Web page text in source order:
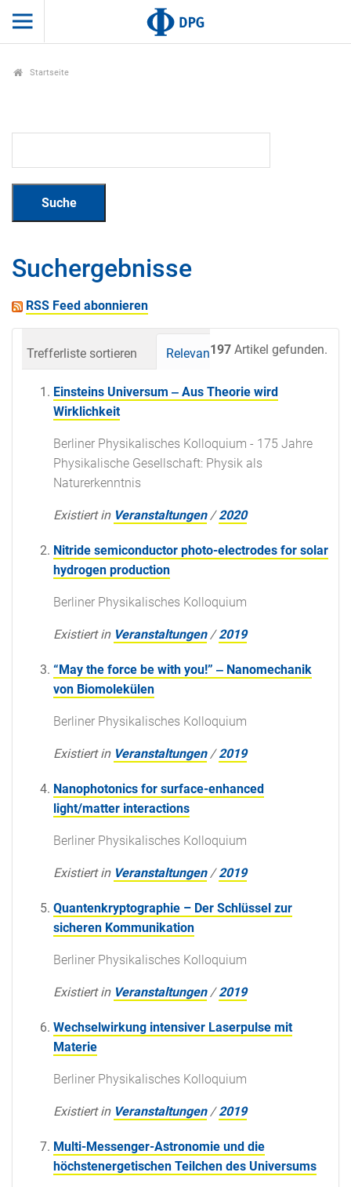
Startseite
Suchergebnisse
RSS Feed abonnieren
197 Artikel gefunden.
Trefferliste sortieren Relevanz Datum
Einsteins Universum ‒ Aus Theorie wird
Wirklichkeit
Berliner Physikalisches Kolloquium - 175 Jahre
Physikalische Gesellschaft: Physik als
Naturerkenntnis
Existiert in Veranstaltungen /2020
Nitride semiconductor photo-electrodes for solar
hydrogen production
Berliner Physikalisches Kolloquium
Existiert in Veranstaltungen /2019
“May the force be with you!” ‒ Nanomechanik
von Biomolekülen
Berliner Physikalisches Kolloquium
Existiert in Veranstaltungen /2019
Nanophotonics for surface-enhanced
light/matter interactions
Berliner Physikalisches Kolloquium
Existiert in Veranstaltungen /2019
Quantenkryptographie – Der Schlüssel zur
sicheren Kommunikation
Berliner Physikalisches Kolloquium
Existiert in Veranstaltungen /2019
Wechselwirkung intensiver Laserpulse mit
Materie
Berliner Physikalisches Kolloquium
Existiert in Veranstaltungen /2019
Multi-Messenger-Astronomie und die
höchstenergetischen Teilchen des Universums